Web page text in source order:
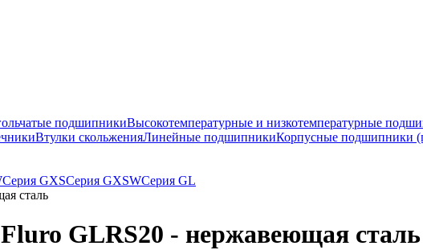
подшипникиВысокотемпературные и низкотемпературные
Втулки скольженияЛинейные подшипникиКорпусные подшипники
Серия GXSСерия GXSWСерия GL
сталь
GLRS20 - нержавеющая сталь